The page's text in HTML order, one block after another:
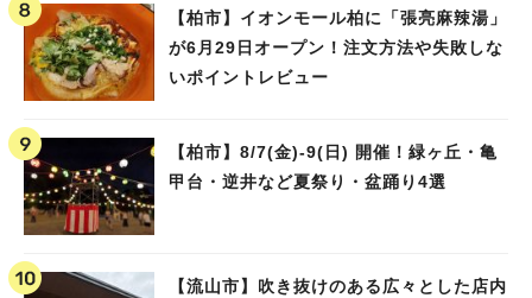
【柏市】イオンモール柏に「張亮麻辣湯」
が6月29日オープン！注文方法や失敗しな
いポイントレビュー
【柏市】8/7(金)‐9(日) 開催！緑ヶ丘・亀
甲台・逆井など夏祭り・盆踊り4選
【流山市】吹き抜けのある広々とした店内
#イベント#公園
#教えたい／教えて投稿記事
#教えたい/こんなの見つけた